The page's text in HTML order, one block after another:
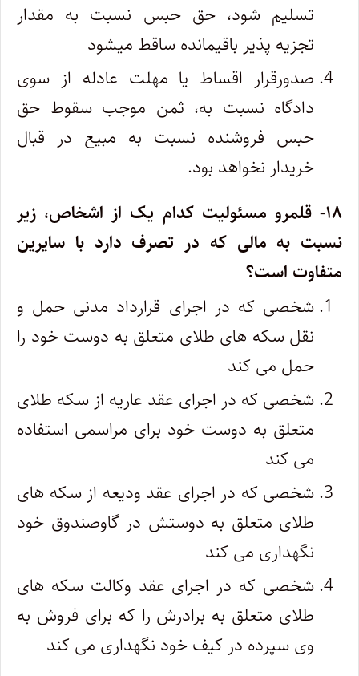
تسلیم شود، حق حبس نسبت به مقدار
تجزیه پذیر باقیمانده ساقط میشود
صدورقرار اقساط یا مهلت عادله از سوی
دادگاه نسبت به، ثمن موجب سقوط حق
حبس فروشنده نسبت به مبیع در قبال
خریدار نخواهد بود.
۱۸- قلمرو مسئولیت کدام یک از اشخاص، زیر
نسبت به مالی که در تصرف دارد با سایرین
متفاوت است؟
شخصی که در اجرای قرارداد مدنی حمل و
نقل سکه های طلای متعلق به دوست خود را
حمل می کند
شخصی که در اجرای عقد عاریه از سکه طلای
متعلق به دوست خود برای مراسمی استفاده
می کند
شخصی که در اجرای عقد ودیعه از سکه های
طلای متعلق به دوستش در گاوصندوق خود
نگهداری می کند
شخصی که در اجرای عقد وکالت سکه های
طلای متعلق به برادرش را که برای فروش به
وی سپرده در کیف خود نگهداری می کند